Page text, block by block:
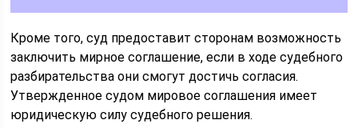
Кроме того, суд предоставит сторонам возможность
заключить мирное соглашение, если в ходе судебного
разбирательства они смогут достичь согласия.
Утвержденное судом мировое соглашения имеет
юридическую силу судебного решения.